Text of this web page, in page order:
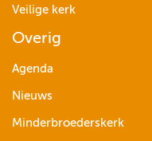
Veilige kerk
Overig
Agenda
Nieuws
Minderbroederskerk